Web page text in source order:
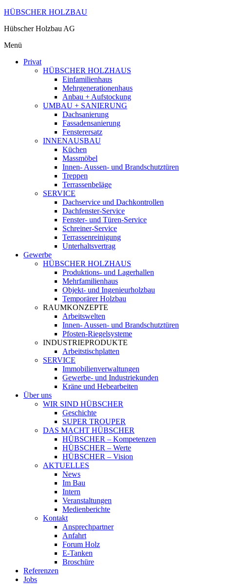
HÜBSCHER HOLZBAU
Hübscher Holzbau AG
Menü
Privat
HÜBSCHER HOLZHAUS
Einfamilienhaus
Mehrgenerationenhaus
Anbau + Aufstockung
UMBAU + SANIERUNG
Dachsanierung
Fassadensanierung
Fensterersatz
INNENAUSBAU
Küchen
Massmöbel
Innen- Aussen- und Brandschutztüren
Treppen
Terrassenbeläge
SERVICE
Dachservice und Dachkontrollen
Dachfenster-Service
Fenster- und Türen-Service
Schreiner-Service
Terrassenreinigung
Unterhaltsvertrag
Gewerbe
HÜBSCHER HOLZHAUS
Produktions- und Lagerhallen
Mehrfamilienhaus
Objekt- und Ingenieurholzbau
Temporärer Holzbau
RAUMKONZEPTE
Arbeitswelten
Innen- Aussen- und Brandschutztüren
Pfosten-Riegelsysteme
INDUSTRIEPRODUKTE
Arbeitstischplatten
SERVICE
Immobilienverwaltungen
Gewerbe- und Industriekunden
Kräne und Hebearbeiten
Über uns
WIR SIND HÜBSCHER
Geschichte
SUPER TROUPER
DAS MACHT HÜBSCHER
HÜBSCHER – Kompetenzen
HÜBSCHER – Werte
HÜBSCHER – Vision
AKTUELLES
News
Im Bau
Intern
Veranstaltungen
Medienberichte
Kontakt
Ansprechpartner
Anfahrt
Forum Holz
E-Tanken
Broschüre
Referenzen
Jobs